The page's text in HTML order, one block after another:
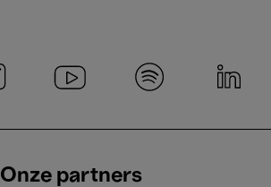
Onze partners